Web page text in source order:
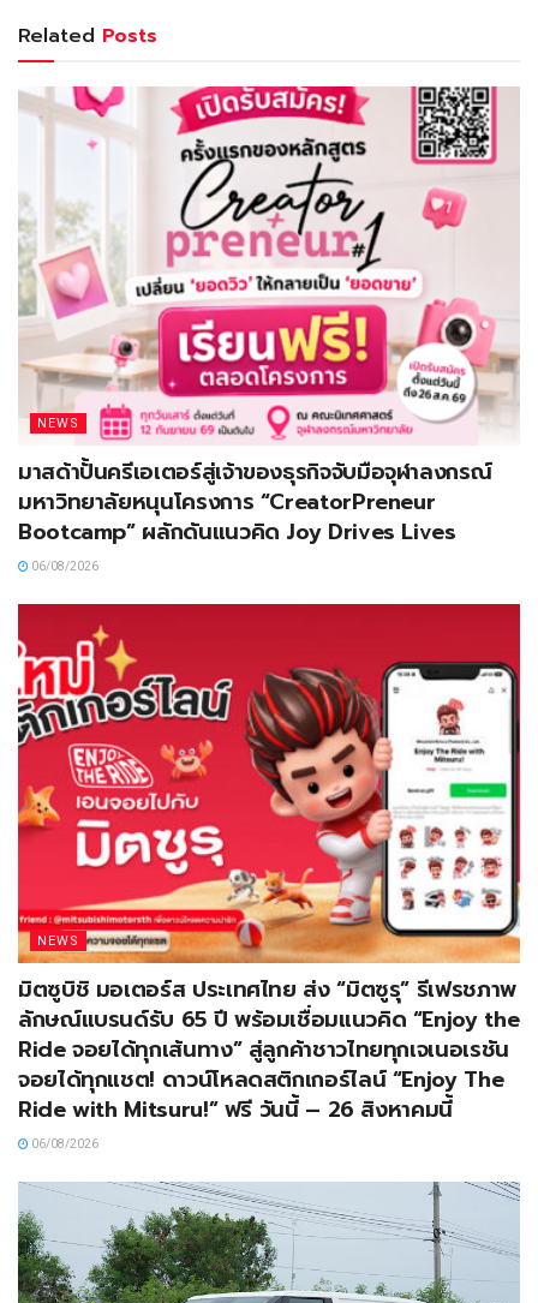
Related Posts
NEWS
มาสด้าปั้นครีเอเตอร์สู่เจ้าของธุรกิจจับมือจุฬาลงกรณ์
มหาวิทยาลัยหนุนโครงการ “CreatorPreneur
Bootcamp” ผลักดันแนวคิด Joy Drives Lives
06/08/2026
NEWS
มิตซูบิชิ มอเตอร์ส ประเทศไทย ส่ง “มิตซูรุ” รีเฟรชภาพ
ลักษณ์แบรนด์รับ 65 ปี พร้อมเชื่อมแนวคิด “Enjoy the
Ride จอยได้ทุกเส้นทาง” สู่ลูกค้าชาวไทยทุกเจเนอเรชัน
จอยได้ทุกแชต! ดาวน์โหลดสติกเกอร์ไลน์ “Enjoy The
Ride with Mitsuru!” ฟรี วันนี้ – 26 สิงหาคมนี้
06/08/2026